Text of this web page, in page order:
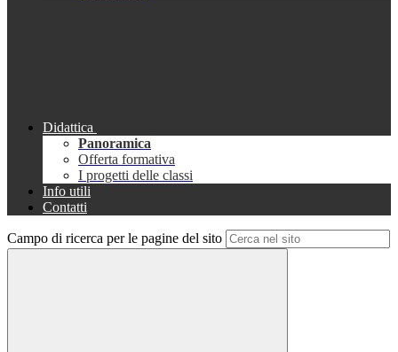
Didattica
Panoramica
Offerta formativa
I progetti delle classi
Info utili
Contatti
Campo di ricerca per le pagine del sito